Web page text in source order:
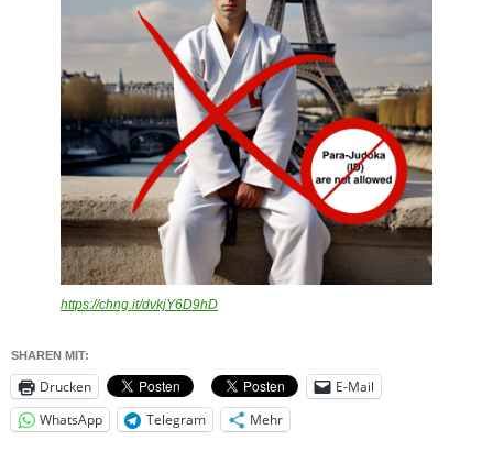
https://chng.it/dvkjY6D9hD
SHAREN MIT:
Drucken
E-Mail
WhatsApp
Telegram Mehr